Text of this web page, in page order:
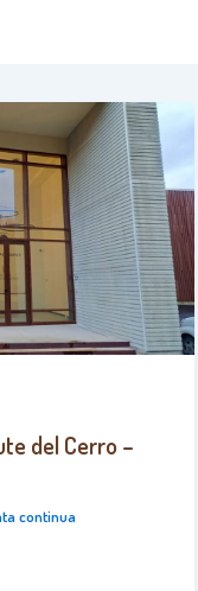
del Cerro –
continua